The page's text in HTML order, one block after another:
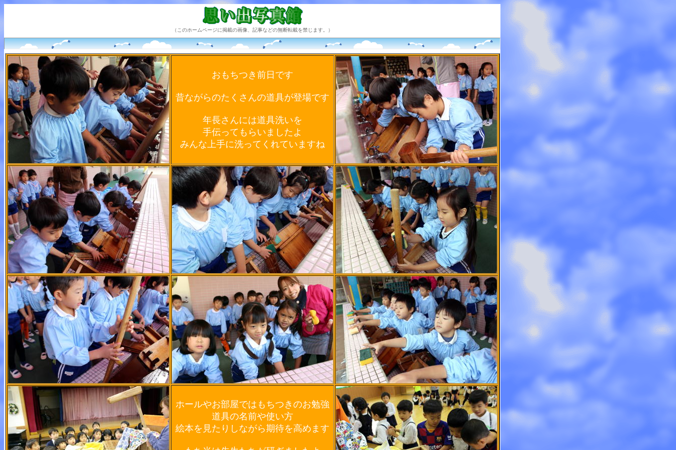
（このホームページに掲載の画像、記事などの無断転載を禁じます。）
おもちつき前日です
昔ながらのたくさんの道具が登場です
年長さんには道具洗いを
手伝ってもらいましたよ
みんな上手に洗ってくれていますね
ホールやお部屋ではもちつきのお勉強
道具の名前や使い方
絵本を見たりしながら期待を高めます